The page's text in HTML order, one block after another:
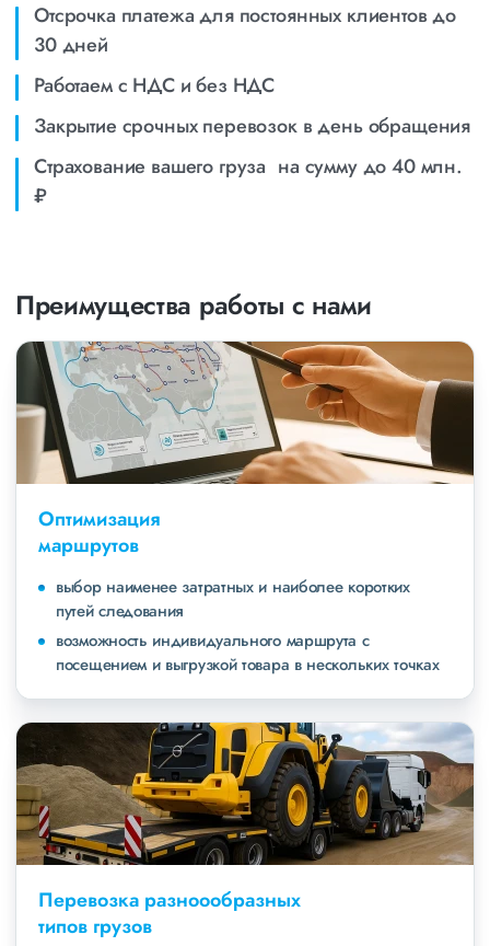
Отсрочка платежа для постоянных клиентов до
30 дней
Работаем с НДС и без НДС
Закрытие срочных перевозок в день обращения
Страхование вашего груза на сумму до 40 млн.
₽
Преимущества работы с нами
Оптимизация
маршрутов
выбор наименее затратных и наиболее коротких
путей следования
возможность индивидуального маршрута с
посещением и выгрузкой товара в нескольких точках
Перевозка разноообразных
типов грузов